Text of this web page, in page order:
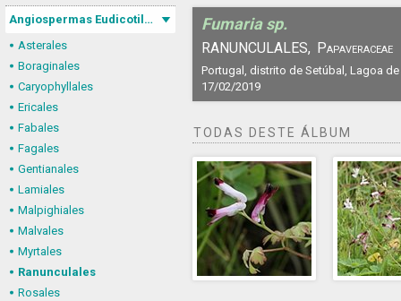
Angiospermas Eudicotiledôneas
Asterales
Boraginales
Caryophyllales
Ericales
Fabales
Fagales
Gentianales
Lamiales
Malpighiales
Malvales
Myrtales
Ranunculales
Rosales
Fumaria sp.
RANUNCULALES, Papaveraceae
Portugal, distrito de Setúbal, Lagoa
17/02/2019
TODAS DESTE ÁLBUM